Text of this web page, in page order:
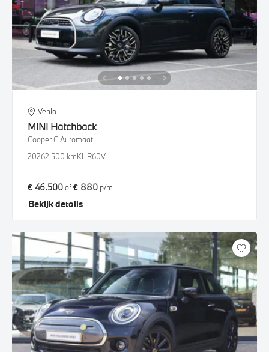
Venlo
MINI Hatchback
Cooper C Automaat
20262.500 kmKHR60V
€ 46.500of€ 880 p/m
Bekijk details